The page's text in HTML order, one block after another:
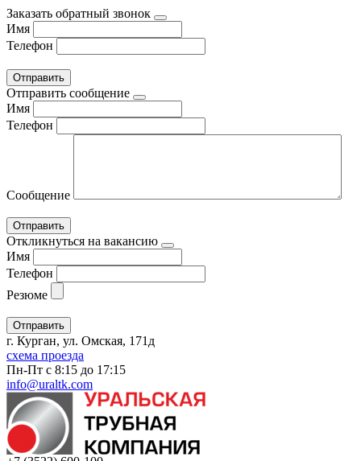
Заказать обратный звонок
Имя
Телефон
Отправить сообщение
Имя
Телефон
Сообщение
Откликнуться на вакансию
Имя
Телефон
Резюме
г. Курган, ул. Омская, 171д
схема проезда
Пн-Пт с 8:15 до 17:15
info@uraltk.com